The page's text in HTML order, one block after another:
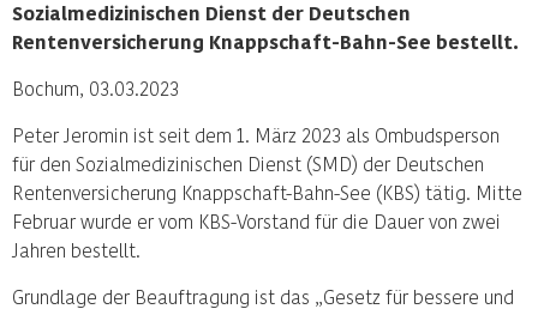
Sozialmedizinischen Dienst der Deutschen
Rentenversicherung Knappschaft-Bahn-See bestellt.
Bochum, 03.03.2023
Peter Jeromin ist seit dem 1. März 2023 als Ombudsperson
für den Sozialmedizinischen Dienst (SMD) der Deutschen
Rentenversicherung Knappschaft-Bahn-See (KBS) tätig. Mitte
Februar wurde er vom KBS-Vorstand für die Dauer von zwei
Jahren bestellt.
Grundlage der Beauftragung ist das „Gesetz für bessere und